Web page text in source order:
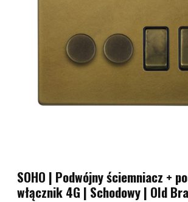
SOHO | Podwójny ściemniacz +
włącznik 4G | Schodowy | Old